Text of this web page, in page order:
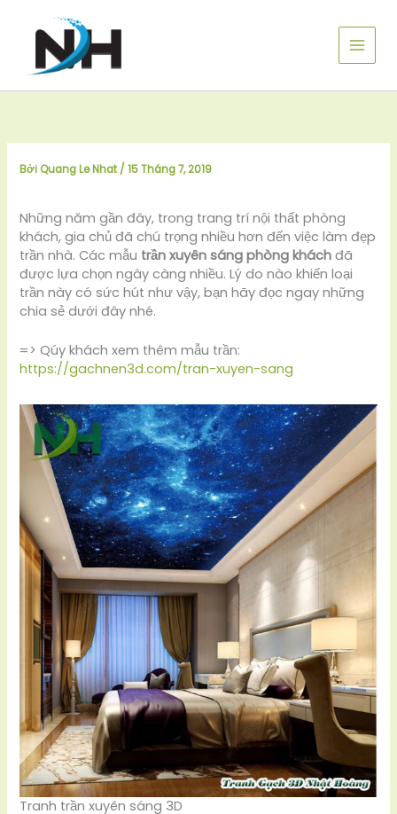
Bởi Quang Le Nhat /15 Tháng 7, 2019
Những năm gần đây, trong trang trí nội thất phòng
khách, gia chủ đã chú trọng nhiều hơn đến việc làm đẹp
trần nhà. Các mẫu trần xuyên sáng phòng khách đã
được lựa chọn ngày càng nhiều. Lý do nào khiến loại
trần này có sức hút như vậy, bạn hãy đọc ngay những
chia sẻ dưới đây nhé.
=> Qúy khách xem thêm mẫu trần:
https://gachnen3d.com/tran-xuyen-sang
Tranh trần xuyên sáng 3D